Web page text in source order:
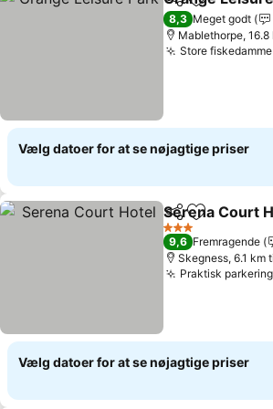
Del Føj til
8,3 Meget godt
Mablethorpe,
Store fiskedamme
Vælg datoer for at se nøjagtige priser
Del Føj til
Serena Court
3 Stjerner
9,6 Fremragende
Skegness, 6.1 km
Praktisk
Vælg datoer for at se nøjagtige priser